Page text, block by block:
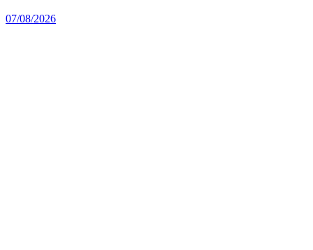
07/08/2026